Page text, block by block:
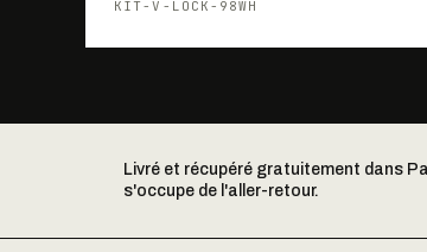
KIT-V-LOCK-98WH
Livré et récupéré gratuitement dans
s'occupe de l'aller-retour.